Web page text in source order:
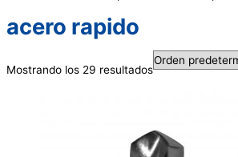
acero rapido
Mostrando los 29 resultados